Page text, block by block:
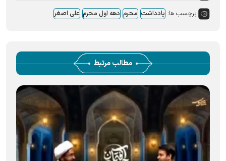
برچسب ها: یادداشت محرم دهه اول محرم علی اصغر
مطالب مرتبط